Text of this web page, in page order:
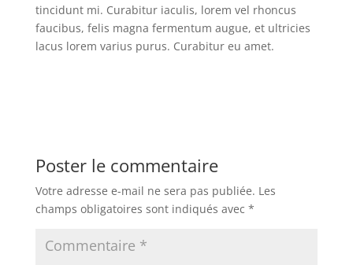
tincidunt mi. Curabitur iaculis, lorem vel rhoncus
faucibus, felis magna fermentum augue, et ultricies
lacus lorem varius purus. Curabitur eu amet.
Poster le commentaire
Votre adresse e-mail ne sera pas publiée. Les
champs obligatoires sont indiqués avec *